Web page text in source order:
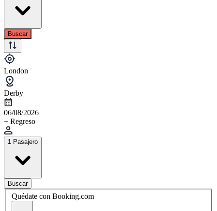
Buscar
London
Derby
06/08/2026
+ Regreso
1 Pasajero
Buscar
Quédate con Booking.com